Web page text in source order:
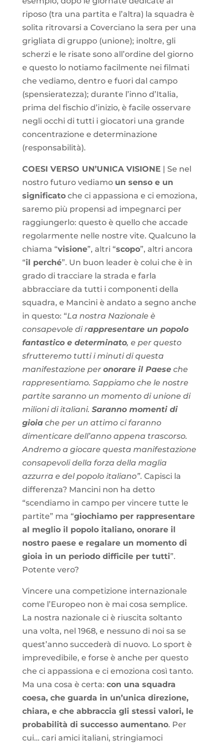
riposo (tra una partita e l’altra) la squadra è
solita ritrovarsi a Coverciano la sera per una
grigliata di gruppo (unione); inoltre, gli
scherzi e le risate sono all’ordine del giorno
e questo lo notiamo facilmente nei filmati
che vediamo, dentro e fuori dal campo
(spensieratezza); durante l’inno d’Italia,
prima del fischio d’inizio, è facile osservare
negli occhi di tutti i giocatori una grande
concentrazione e determinazione
(responsabilità).
COESI VERSO UN’UNICA VISIONE | Se nel
nostro futuro vediamo un senso e un
significatoche ci appassiona e ci emoziona,
saremo più propensi ad impegnarci per
raggiungerlo: questo è quello che accade
regolarmente nelle nostre vite. Qualcuno la
chiama “visione”, altri “scopo”, altri ancora
“il perché”. Un buon leader è colui che è in
grado di tracciare la strada e farla
abbracciare da tutti i componenti della
squadra, e Mancini è andato a segno anche
in questo: “La nostra Nazionale è
consapevole di rappresentare un popolo
fantastico e determinato, e per questo
sfrutteremo tutti i minuti di questa
manifestazione per onorare il Paeseche
rappresentiamo. Sappiamo che le nostre
partite saranno un momento di unione di
milioni di italiani. Saranno momenti di
gioiache per un attimo ci faranno
dimenticare dell’anno appena trascorso.
Andremo a giocare questa manifestazione
consapevoli della forza della maglia
azzurra e del popolo italiano”. Capisci la
differenza? Mancini non ha detto
“scendiamo in campo per vincere tutte le
partite” ma “giochiamo per rappresentare
al meglio il popolo italiano, onorare il
nostro paese e regalare un momento di
gioia in un periodo difficile per tutti”.
Potente vero?
Vincere una competizione internazionale
come l’Europeo non è mai cosa semplice.
La nostra nazionale ci è riuscita soltanto
una volta, nel 1968, e nessuno di noi sa se
quest’anno succederà di nuovo. Lo sport è
imprevedibile, e forse è anche per questo
che ci appassiona e ci emoziona così tanto.
Ma una cosa è certa: con una squadra
coesa, che guarda in un’unica direzione,
chiara, e che abbraccia gli stessi valori, le
probabilità di successo aumentano. Per
cui… cari amici italiani, stringiamoci